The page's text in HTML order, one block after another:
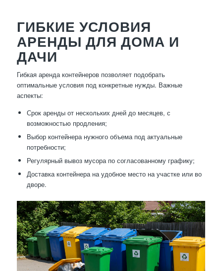
ГИБКИЕ УСЛОВИЯ
АРЕНДЫ ДЛЯ ДОМА И
ДАЧИ
Гибкая аренда контейнеров позволяет подобрать
оптимальные условия под конкретные нужды. Важные
аспекты:
Срок аренды от нескольких дней до месяцев, с
возможностью продления;
Выбор контейнера нужного объема под актуальные
потребности;
Регулярный вывоз мусора по согласованному графику;
Доставка контейнера на удобное место на участке или во
дворе.